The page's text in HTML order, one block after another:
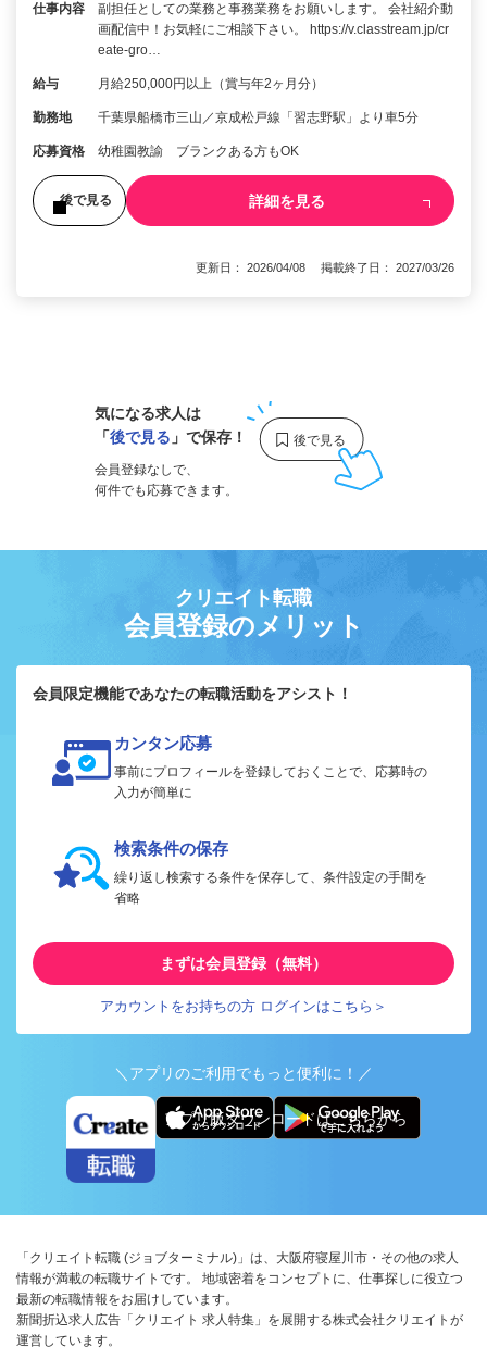
仕事内容
副担任としての業務と事務業務をお願いします。 会社紹介動
画配信中！お気軽にご相談下さい。 https://v.classtream.jp/cr
eate-gro…
給与 月給250,000円以上（賞与年2ヶ月分）
勤務地 千葉県船橋市三山／京成松戸線「習志野駅」より車5分
応募資格 幼稚園教諭 ブランクある方もOK
後で見る 詳細を見る
更新日： 2026/04/08 掲載終了日： 2027/03/26
気になる求人は
「後で見る 」で保存！
会員登録なしで、
何件でも応募できます。
クリエイト転職
会員登録のメリット
会員限定機能であなたの転職活動をアシスト！
カンタン応募
事前にプロフィールを登録しておくことで、応募時の
入力が簡単に
検索条件の保存
繰り返し検索する条件を保存して、条件設定の手間を
省略
まずは会員登録（無料）
アカウントをお持ちの方 ログインはこちら＞
＼アプリのご利用でもっと便利に！／
アプリ版ダウンロードはこちらから
「クリエイト転職 (ジョブターミナル)」は、大阪府寝屋川市・その他の求人
情報が満載の転職サイトです。 地域密着をコンセプトに、仕事探しに役立つ
最新の転職情報をお届けしています。
新聞折込求人広告「クリエイト 求人特集」を展開する株式会社クリエイトが
運営しています。